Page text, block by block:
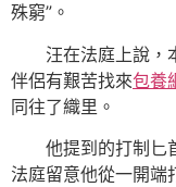
殊窮”。
汪在法庭上說，本
伴侶有艱苦找來包養
同往了織里。
他提到的打制匕首
法庭留意他從一開端